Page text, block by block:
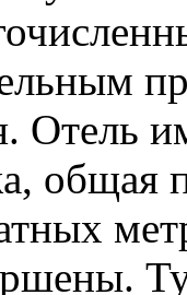
Отель
общая